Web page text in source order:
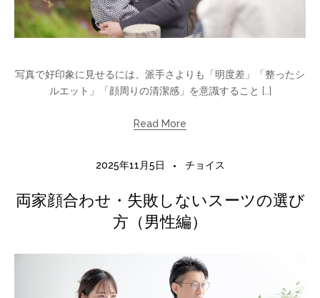
写真で好印象に見せるには、派手さよりも「明度差」「整ったシ
ルエット」「顔周りの清潔感」を意識すること […]
Read More
2025年11月5日 チョイス
両家顔合わせ・失敗しないスーツの選び
方（男性編）